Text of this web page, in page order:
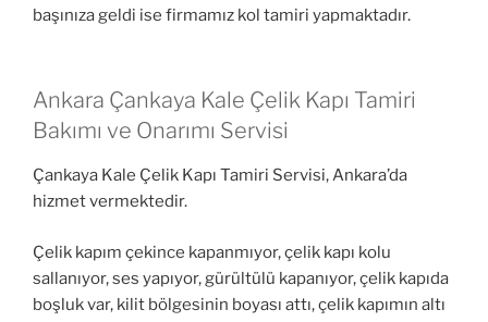
başınıza geldi ise firmamız kol tamiri yapmaktadır.
Ankara Çankaya Kale Çelik Kapı Tamiri
Bakımı ve Onarımı Servisi
Çankaya Kale Çelik Kapı Tamiri Servisi, Ankara’da
hizmet vermektedir.
Çelik kapım çekince kapanmıyor, çelik kapı kolu
sallanıyor, ses yapıyor, gürültülü kapanıyor, çelik kapıda
boşluk var, kilit bölgesinin boyası attı, çelik kapımın altı